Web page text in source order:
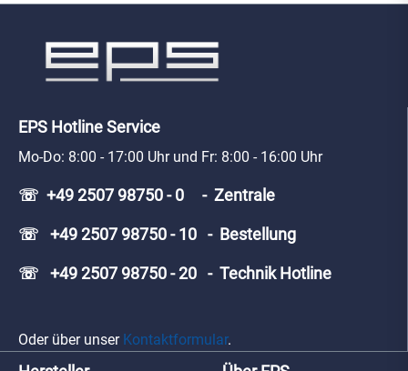
EPS Hotline Service
Mo-Do: 8:00 - 17:00 Uhr und Fr: 8:00 - 16:00 Uhr
☏ +49 2507 98750 - 0 - Zentrale
☏ +49 2507 98750 - 10 - Bestellung
☏ +49 2507 98750 - 20 - Technik Hotline
Oder über unser Kontaktformular.